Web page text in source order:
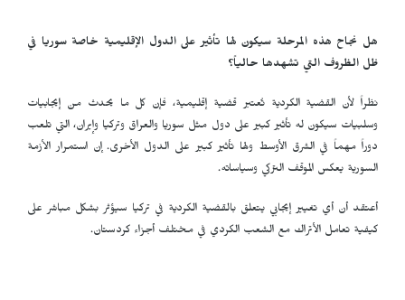
هل نجاح هذه المرحلة سيكون لها تأثير على الدول الإقليمية خاصة سوريا في
ظل الظروف التي تشهدها حالياً؟
نظراً لأن القضية الكردية تُعتبر قضية إقليمية، فإن كل ما يحدث من إيجابيات
وسلبيات سيكون له تأثير كبير على دول مثل سوريا والعراق وتركيا وإيران، التي تلعب
دوراً مهماً في الشرق الأوسط ولها تأثير كبير على الدول الأخرى. إن استمرار الأزمة
السورية يعكس الموقف التركي وسياساته.
أعتقد أن أي تغيير إيجابي يتعلق بالقضية الكردية في تركيا سيؤثر بشكل مباشر على
كيفية تعامل الأتراك مع الشعب الكردي في مختلف أجزاء كردستان.